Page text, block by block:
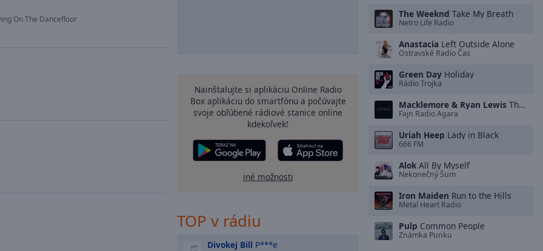
On The Dancefloor
Nainštalujte si aplikáciu Online Radio
Box aplikáciu do smartfónu a počúvajte
svoje obľúbené rádiové stanice online
kdekoľvek!
iné možnosti
TOP v rádiu
Divokej Bill P***e
The Weeknd Take My Breath
Netro Life Radio
Anastacia Left Outside Alone
Ostravské Radio Čas
Green Day Holiday
Rádio Trojka
Macklemore & Ryan Lewis Thrift Shop (feat. Wanz)
Fajn Radio Agara
Uriah Heep Lady in Black
666 FM
Alok All By Myself
Nekonečný Šum
Iron Maiden Run to the Hills
Metal Heart Radio
Pulp Common People
Známka Punku